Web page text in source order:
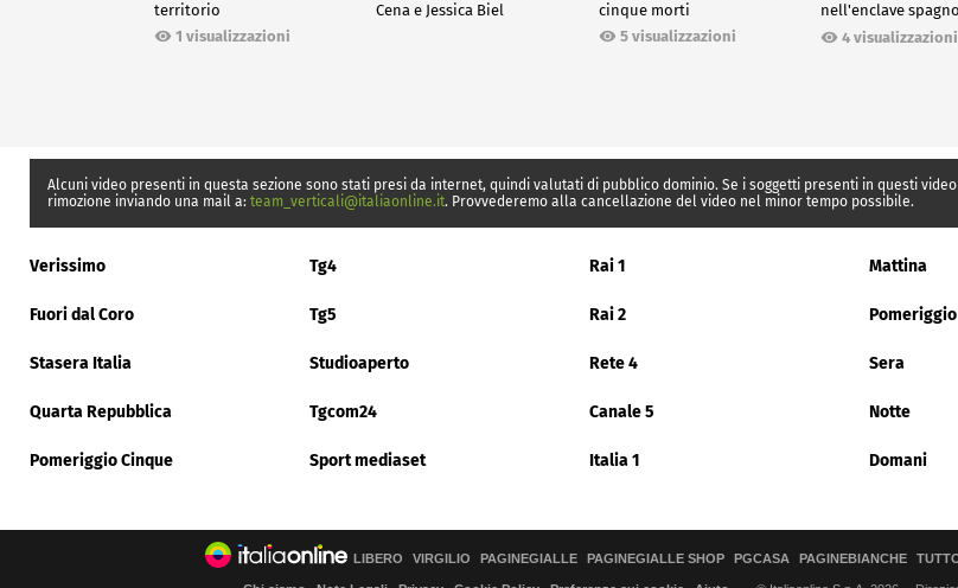
territorio
1 visualizzazioni
Cena e Jessica Biel
cinque morti
5 visualizzazioni
nell'enclave
Ceuta4 visualizzazioni
Alcuni video presenti in questa sezione sono stati presi da internet, quindi valutati di pubblico dominio. Se i soggetti presenti in questi
rimozione inviando una mail a: team_verticali@italiaonline.it. Provvederemo alla cancellazione del video nel minor tempo possibile.
Verissimo Tg4 Rai 1 Mattina
Fuori dal Coro Tg5 Rai 2 Pomeriggio
Stasera Italia Studioaperto Rete 4 Sera
Quarta Repubblica Tgcom24 Canale 5 Notte
Pomeriggio Cinque Sport mediaset Italia 1 Domani
LIBERO VIRGILIO PAGINEGIALLE PAGINEGIALLE SHOP PGCASA PAGINEBIANCHE